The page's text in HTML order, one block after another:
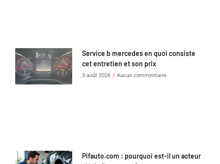
Service b mercedes en quoi consiste
cet entretien et son prix
3 août 2026 Aucun commentaire
Pifauto.com : pourquoi est-il un acteur